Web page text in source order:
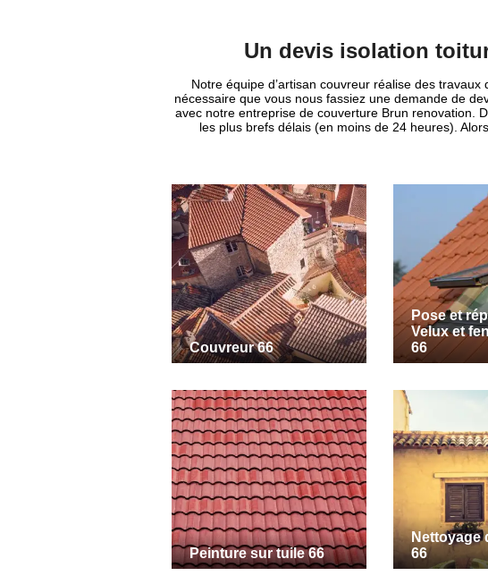
Un devis isolation
Notre équipe d’artisan couvreur réalise des
nécessaire que vous nous fassiez une demande de
avec notre entreprise de couverture Brun renovation.
les plus brefs délais (en moins de 24 heures).
Couvreur 66
Pose et
Velux et
66
Peinture sur tuile 66
Nettoyage
66